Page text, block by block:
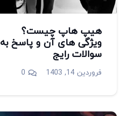
هیپ هاپ چیست؟
ویژگی های آن و پاسخ به
سوالات رایج
فروردین 14, 1403 0